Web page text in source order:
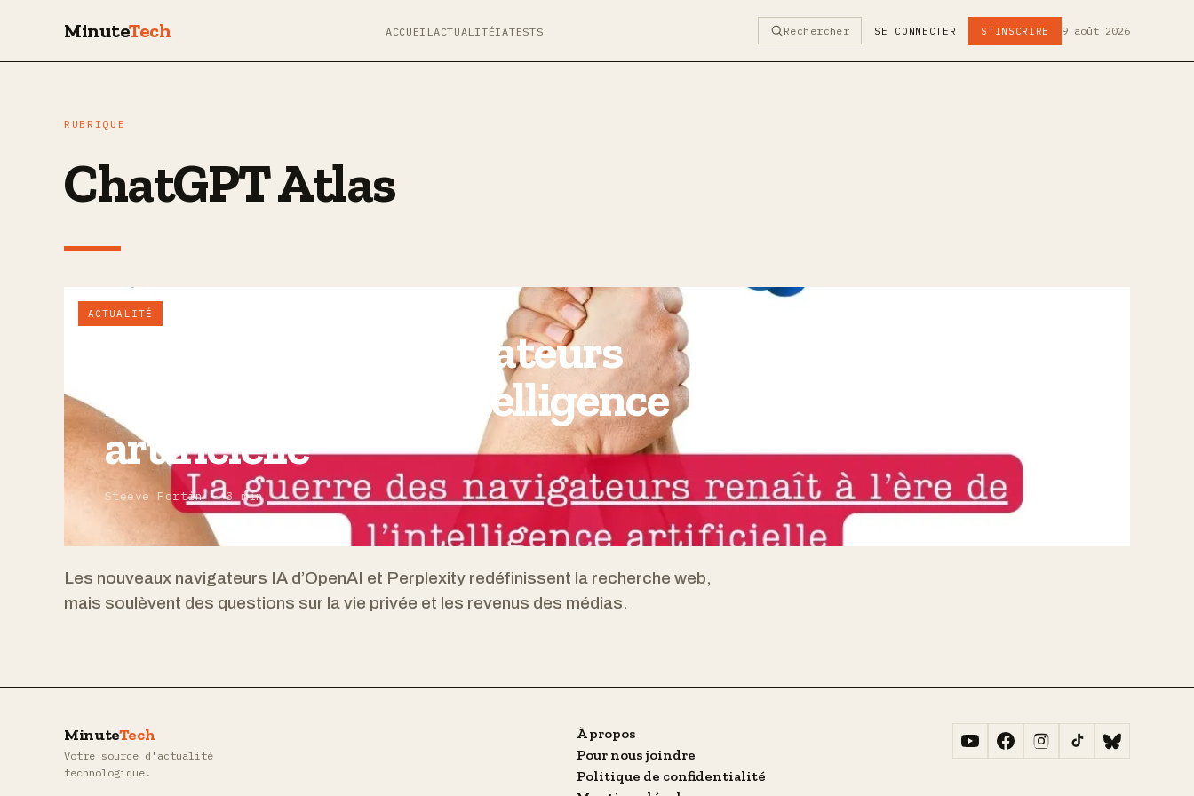
MinuteTech ACCUEILACTUALITÉIATESTS Rechercher SE CONNECTER S'INSCRIRE 9 août 2026
RUBRIQUE
ChatGPT Atlas
ACTUALITÉ
La guerre des navigateurs
renaît à l’ère de l’intelligence
artificielle
Steeve Fortin — 3 min
Les nouveaux navigateurs IA d’OpenAI et Perplexity redéfinissent la recherche web,
mais soulèvent des questions sur la vie privée et les revenus des médias.
MinuteTech
Votre source d'actualité
technologique.
À propos
Pour nous joindre
Politique de confidentialité